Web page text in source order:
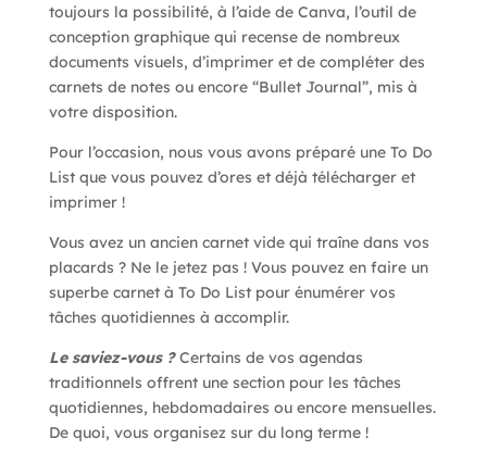
toujours la possibilité, à l’aide de Canva, l’outil de
conception graphique qui recense de nombreux
documents visuels, d’imprimer et de compléter des
carnets de notes ou encore “Bullet Journal”, mis à
votre disposition.
Pour l’occasion, nous vous avons préparé une To Do
Listque vous pouvez d’ores et déjà télécharger et
imprimer!
Vous avez un ancien carnet vide qui traîne dans vos
placards ? Ne le jetez pas ! Vous pouvez en faire un
superbe carnet à To Do List pour énumérer vos
tâches quotidiennes à accomplir.
Le saviez-vous ?Certains de vos agendas
traditionnels offrent une section pour les tâches
quotidiennes, hebdomadaires ou encore mensuelles.
De quoi, vous organisez sur du long terme !